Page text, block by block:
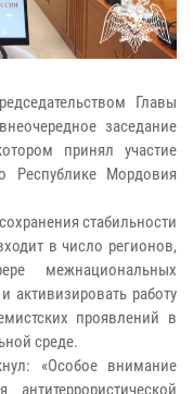
Главы
заседание
принял участие
Республике Мордовия
стабильности
в число регионов,
межнациональных
работу
проявлений в
среде.
«Особое внимание